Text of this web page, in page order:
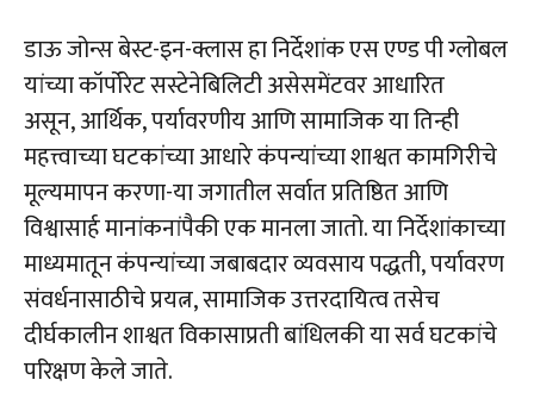
डाऊ जोन्स बेस्ट-इन-क्लास हा निर्देशांक एस एण्ड पी ग्लोबल
यांच्या कॉर्पोरेट सस्टेनेबिलिटी असेसमेंटवर आधारित
असून, आर्थिक, पर्यावरणीय आणि सामाजिक या तिन्ही
महत्त्वाच्या घटकांच्या आधारे कंपन्यांच्या शाश्वत कामगिरीचे
मूल्यमापन करणा-या जगातील सर्वात प्रतिष्ठित आणि
विश्वासार्ह मानांकनांपैकी एक मानला जातो. या निर्देशांकाच्या
माध्यमातून कंपन्यांच्या जबाबदार व्यवसाय पद्धती, पर्यावरण
संवर्धनासाठीचे प्रयत्न, सामाजिक उत्तरदायित्व तसेच
दीर्घकालीन शाश्वत विकासाप्रती बांधिलकी या सर्व घटकांचे
परिक्षण केले जाते.